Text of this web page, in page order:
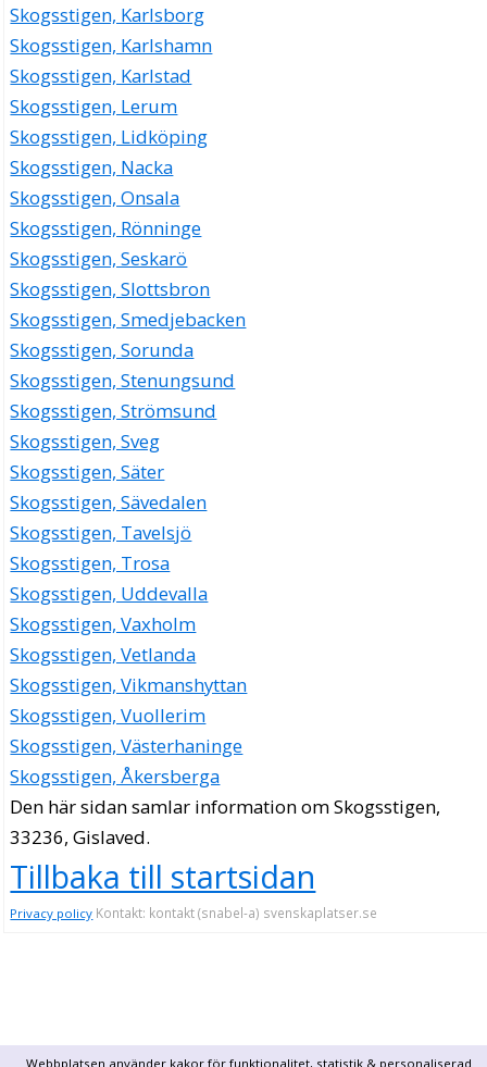
Webbplatsen använder kakor för funktionalitet, statistik & personaliserad
Skogsstigen, Karlsborg
Skogsstigen, Karlshamn
Skogsstigen, Karlstad
Skogsstigen, Lerum
Skogsstigen, Lidköping
Skogsstigen, Nacka
Skogsstigen, Onsala
Skogsstigen, Rönninge
Skogsstigen, Seskarö
Skogsstigen, Slottsbron
Skogsstigen, Smedjebacken
Skogsstigen, Sorunda
Skogsstigen, Stenungsund
Skogsstigen, Strömsund
Skogsstigen, Sveg
Skogsstigen, Säter
Skogsstigen, Sävedalen
Skogsstigen, Tavelsjö
Skogsstigen, Trosa
Skogsstigen, Uddevalla
Skogsstigen, Vaxholm
Skogsstigen, Vetlanda
Skogsstigen, Vikmanshyttan
Skogsstigen, Vuollerim
Skogsstigen, Västerhaninge
Skogsstigen, Åkersberga
Den här sidan samlar information om Skogsstigen,
33236, Gislaved.
Tillbaka till startsidan
Privacy policy Kontakt: kontakt (snabel-a) svenskaplatser.se